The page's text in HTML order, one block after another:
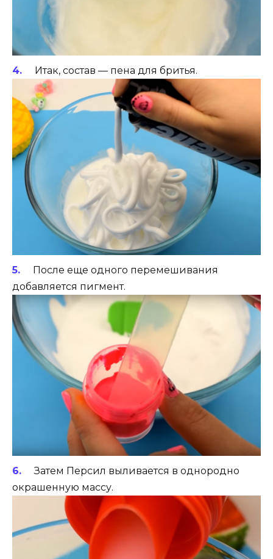
Итак, состав — пена для бритья.
После еще одного перемешивания
добавляется пигмент.
Затем Персил выливается в однородно
окрашенную массу.